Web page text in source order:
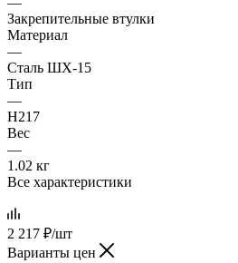
Закрепительные втулки
Материал
—
Сталь ШХ-15
Тип
—
H217
Вес
—
1.02 кг
Все характеристики
2 217 ₽/шт
Варианты цен